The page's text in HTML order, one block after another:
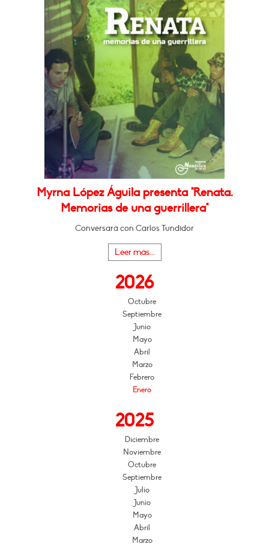
Myrna López Águila presenta "Renata.
Memorias de una guerrillera"
Conversará con Carlos Tundidor
Leer más...
2026
Octubre
Septiembre
Junio
Mayo
Abril
Marzo
Febrero
Enero
2025
Diciembre
Noviembre
Octubre
Septiembre
Julio
Junio
Mayo
Abril
Marzo